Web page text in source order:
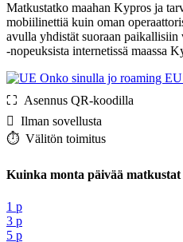
Matkustatko maahan Kypros ja
mobiilinettiä kuin oman
avulla yhdistät suoraan
-nopeuksista internetissä maassa
Onko sinulla jo roaming
⛶️️ Asennus QR-koodilla
️ Ilman sovellusta
⏱️️ Välitön toimitus
Kuinka monta päivää
1 p
3 p
5 p